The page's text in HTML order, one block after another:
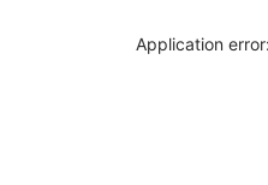
Application